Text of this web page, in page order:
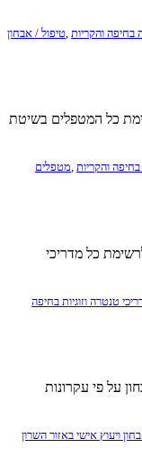
בחיפה והקריות טיפול / אבחון
כל המטפלים בשיטת
והקריות ,מטפלים
כל מדריכי
טנטרה וזוגיות בחיפה
על פי עקרונות
ויעוץ אישי באזור השרון